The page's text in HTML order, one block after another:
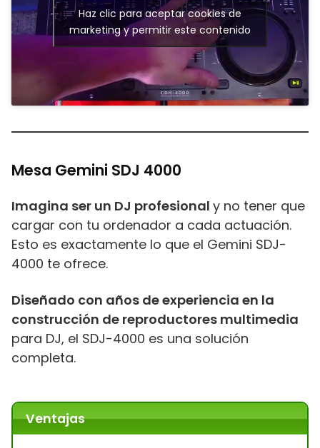
Haz clic para aceptar cookies de
marketing y permitir este contenido
Mesa Gemini SDJ 4000
Imagina ser un DJ profesional y no tener que
cargar con tu ordenador a cada actuación.
Esto es exactamente lo que el Gemini SDJ-
4000 te ofrece.
Diseñado con años de experiencia en la
construcción de reproductores multimedia
para DJ, el SDJ-4000 es una solución
completa.
Ventajas